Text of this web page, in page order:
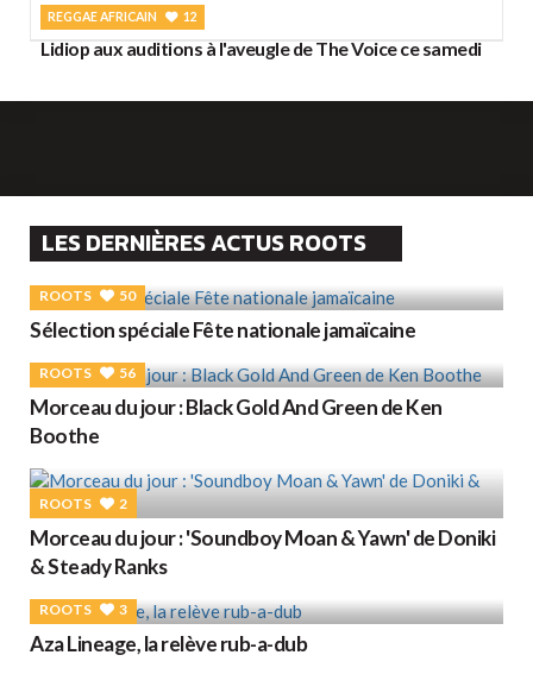
REGGAE AFRICAIN 12
Lidiop aux auditions à l'aveugle de The Voice ce samedi
LES DERNIÈRES ACTUS ROOTS
ROOTS 50
Sélection spéciale Fête nationale jamaïcaine
ROOTS 56
Morceau du jour : Black Gold And Green de Ken
Boothe
ROOTS 2
Morceau du jour : 'Soundboy Moan & Yawn' de Doniki
& Steady Ranks
ROOTS 3
Aza Lineage, la relève rub-a-dub